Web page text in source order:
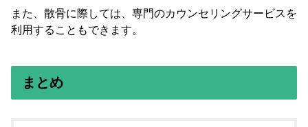
また、散骨に際しては、専門のカウンセリングサービスを
利用することもできます。
まとめ